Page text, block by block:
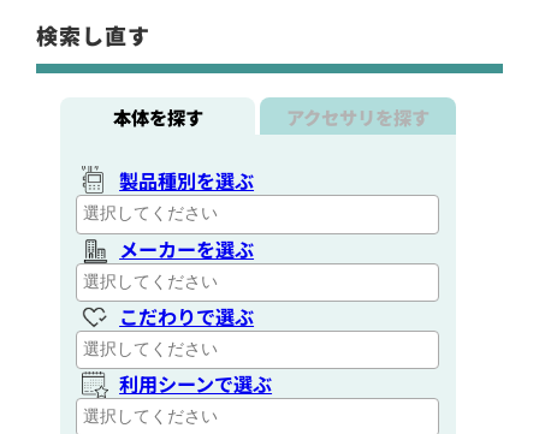
検索し直す
本体を探す アクセサリを探す
製品種別を選ぶ
メーカーを選ぶ
こだわりで選ぶ
利用シーンで選ぶ